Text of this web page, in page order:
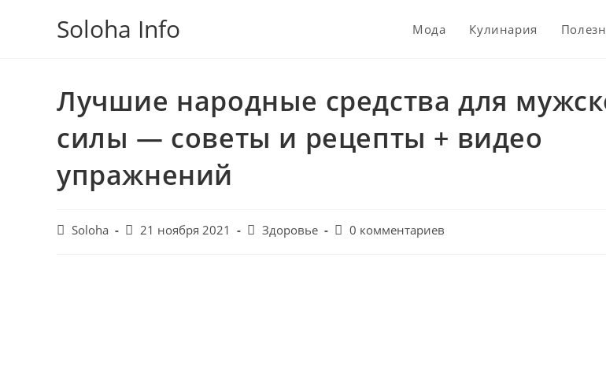
Soloha Info Мода Кулинария
Лучшие народные средства для
силы — советы и рецепты + видео
упражнений
PostSoloha
Запись
21 ноября 2021
PostЗдоровье
Post0 комментариев